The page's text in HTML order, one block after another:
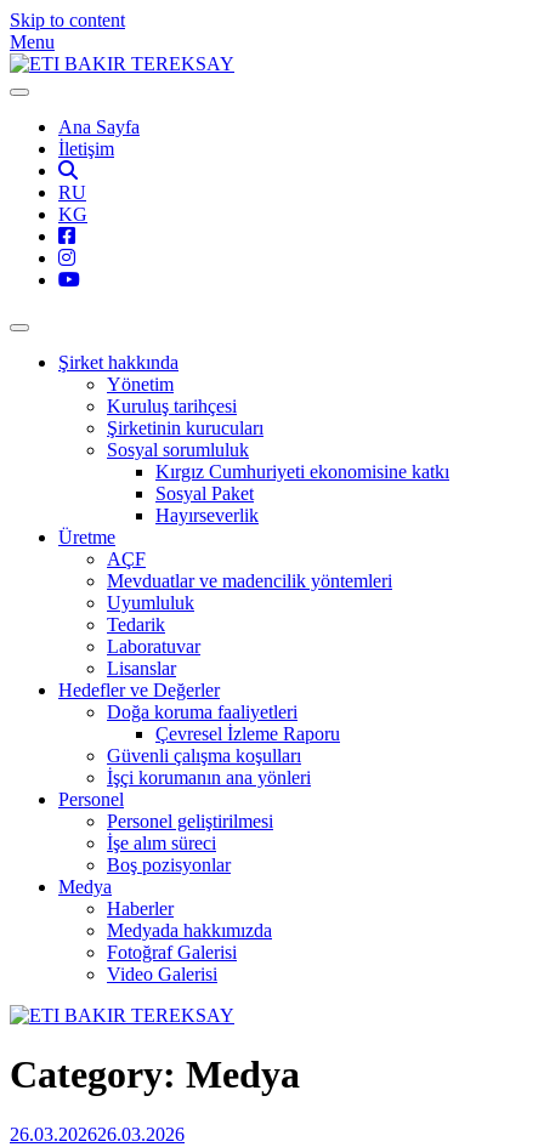
Skip to content
Menu
Ana Sayfa
İletişim
RU
KG
Şirket hakkında
Yönetim
Kuruluş tarihçesi
Şirketinin kurucuları
Sosyal sorumluluk
Kırgız Cumhuriyeti ekonomisine katkı
Sosyal Paket
Hayırseverlik
Üretme
AÇF
Mevduatlar ve madencilik yöntemleri
Uyumluluk
Tedarik
Laboratuvar
Lisanslar
Hedefler ve Değerler
Doğa koruma faaliyetleri
Çevresel İzleme Raporu
Güvenli çalışma koşulları
İşçi korumanın ana yönleri
Personel
Personel geliştirilmesi
İşe alım süreci
Boş pozisyonlar
Medya
Haberler
Medyada hakkımızda
Fotoğraf Galerisi
Video Galerisi
Category: Medya
26.03.202626.03.2026